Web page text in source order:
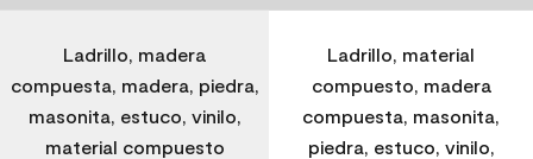
Ladrillo, madera
compuesta, madera, piedra,
masonita, estuco, vinilo,
material compuesto
Ladrillo, material
compuesto, madera
compuesta, masonita,
piedra, estuco, vinilo,